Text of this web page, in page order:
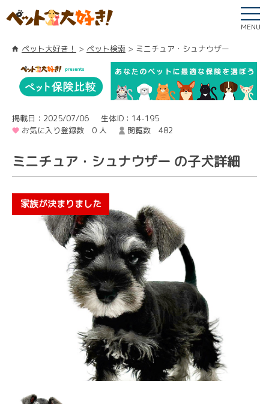
MENU
ペット大好き！ ペット検索 ミニチュア・シュナウザー
掲載日：2025/07/06
生体ID：14-195
お気に入り登録数 0 人
閲覧数 482
ミニチュア・シュナウザー の子犬詳細